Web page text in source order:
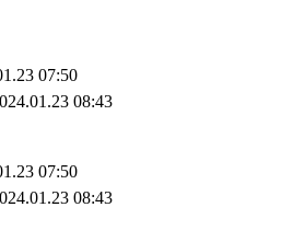
07:50
07:50